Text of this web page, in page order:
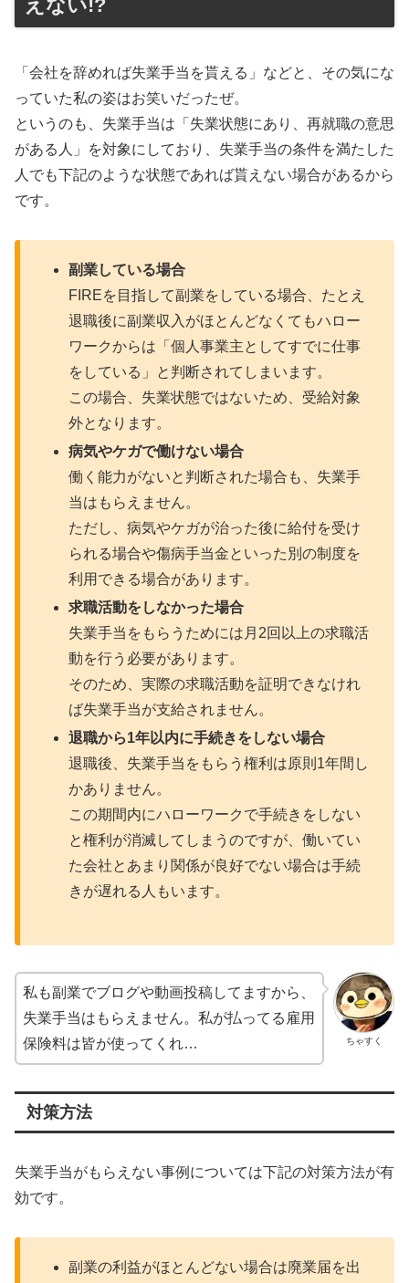
えない!?
「会社を辞めれば失業手当を貰える」などと、その気にな
っていた私の姿はお笑いだったぜ。
というのも、失業手当は「失業状態にあり、再就職の意思
がある人」を対象にしており、失業手当の条件を満たした
人でも下記のような状態であれば貰えない場合があるから
です。
副業している場合
FIREを目指して副業をしている場合、たとえ
退職後に副業収入がほとんどなくてもハロー
ワークからは「個人事業主としてすでに仕事
をしている」と判断されてしまいます。
この場合、失業状態ではないため、受給対象
外となります。
病気やケガで働けない場合
働く能力がないと判断された場合も、失業手
当はもらえません。
ただし、病気やケガが治った後に給付を受け
られる場合や傷病手当金といった別の制度を
利用できる場合があります。
求職活動をしなかった場合
失業手当をもらうためには月2回以上の求職活
動を行う必要があります。
そのため、実際の求職活動を証明できなけれ
ば失業手当が支給されません。
退職から1年以内に手続きをしない場合
退職後、失業手当をもらう権利は原則1年間し
かありません。
この期間内にハローワークで手続きをしない
と権利が消滅してしまうのですが、働いてい
た会社とあまり関係が良好でない場合は手続
きが遅れる人もいます。
ちゃすく
私も副業でブログや動画投稿してますから、
失業手当はもらえません。私が払ってる雇用
保険料は皆が使ってくれ…
対策方法
失業手当がもらえない事例については下記の対策方法が有
効です。
副業の利益がほとんどない場合は廃業届を出